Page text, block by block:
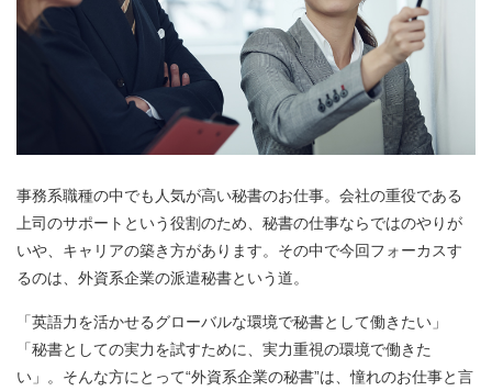
事務系職種の中でも人気が高い秘書のお仕事。会社の重役である
上司のサポートという役割のため、秘書の仕事ならではのやりが
いや、キャリアの築き方があります。その中で今回フォーカスす
るのは、外資系企業の派遣秘書という道。
「英語力を活かせるグローバルな環境で秘書として働きたい」
「秘書としての実力を試すために、実力重視の環境で働きた
い」。そんな方にとって“外資系企業の秘書”は、憧れのお仕事と言